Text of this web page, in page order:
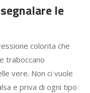
le
colorita che
traboccano
vere. Non ci vuole
e priva di ogni tipo